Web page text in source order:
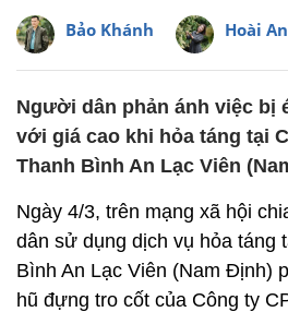
Bảo Khánh Hoài
Người dân phản ánh việc bị
với giá cao khi hỏa táng tại
Thanh Bình An Lạc Viên
Ngày 4/3, trên mạng xã hội
dân sử dụng dịch vụ hỏa táng
Bình An Lạc Viên (Nam Định)
hũ đựng tro cốt của Công ty